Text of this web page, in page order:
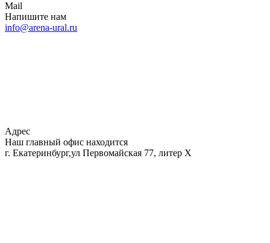
Mail
Напишите нам
info@arena-ural.ru
Адрес
Наш главный офис находится
г. Екатеринбург,ул Первомайская 77, литер Х